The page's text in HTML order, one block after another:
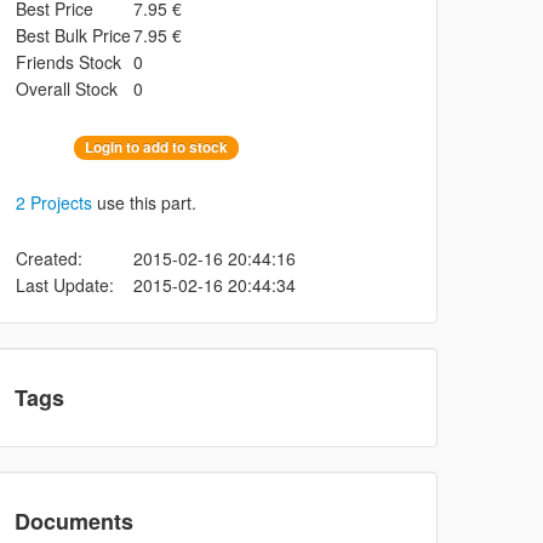
Best Price
7.95 €
Best Bulk Price7.95 €
Friends Stock 0
Overall Stock
0
Login to add to stock
2 Projects use this part.
Created:
2015-02-16 20:44:16
Last Update:
2015-02-16 20:44:34
Tags
Documents